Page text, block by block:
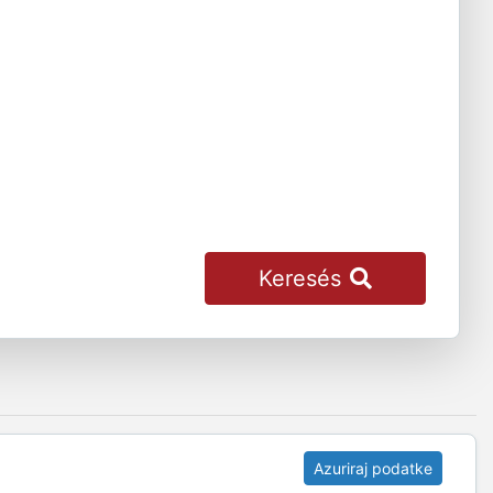
Keresés
Azuriraj podatke